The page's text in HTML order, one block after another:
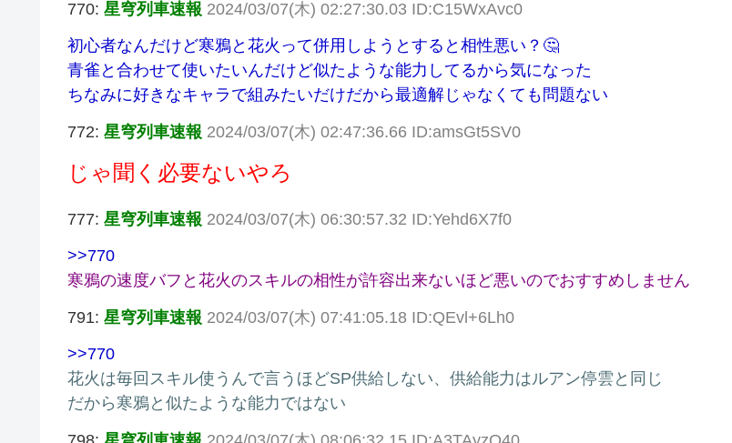
770: 星穹列車速報 2024/03/07(木) 02:27:30.03 ID:C15WxAvc0
初心者なんだけど寒鴉と花火って併用しようとすると相性悪い？🤔
青雀と合わせて使いたいんだけど似たような能力してるから気になった
ちなみに好きなキャラで組みたいだけだから最適解じゃなくても問題ない
772: 星穹列車速報 2024/03/07(木) 02:47:36.66 ID:amsGt5SV0
じゃ聞く必要ないやろ
777: 星穹列車速報 2024/03/07(木) 06:30:57.32 ID:Yehd6X7f0
>>770
寒鴉の速度バフと花火のスキルの相性が許容出来ないほど悪いのでおすすめしません
791: 星穹列車速報 2024/03/07(木) 07:41:05.18 ID:QEvl+6Lh0
>>770
花火は毎回スキル使うんで言うほどSP供給しない、供給能力はルアン停雲と同じ
だから寒鴉と似たような能力ではない